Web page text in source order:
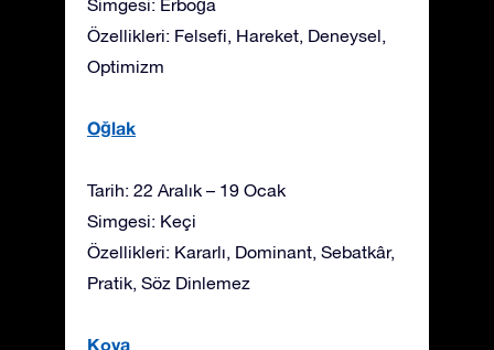
Simgesi: Erboğa
Özellikleri: Felsefi, Hareket, Deneysel,
Optimizm
Oğlak
Tarih: 22 Aralık – 19 Ocak
Simgesi: Keçi
Özellikleri: Kararlı, Dominant, Sebatkâr,
Pratik, Söz Dinlemez
Kova